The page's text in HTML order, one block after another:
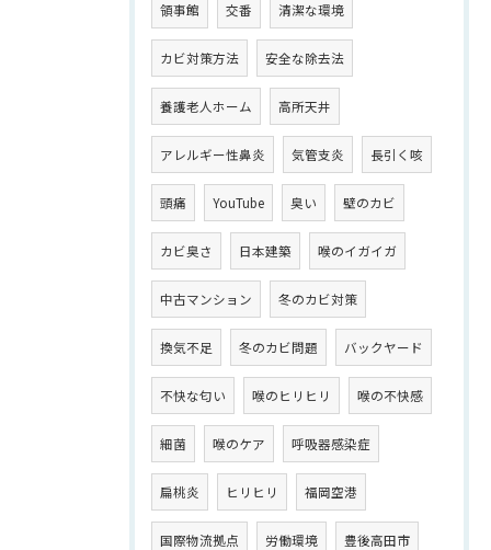
領事館 交番 清潔な環境
カビ対策方法 安全な除去法
養護老人ホーム 高所天井
アレルギー性鼻炎 気管支炎 長引く咳
頭痛 YouTube 臭い 壁のカビ
カビ臭さ 日本建築 喉のイガイガ
中古マンション 冬のカビ対策
換気不足 冬のカビ問題 バックヤード
不快な匂い 喉のヒリヒリ 喉の不快感
細菌 喉のケア 呼吸器感染症
扁桃炎 ヒリヒリ 福岡空港
国際物流拠点 労働環境 豊後高田市